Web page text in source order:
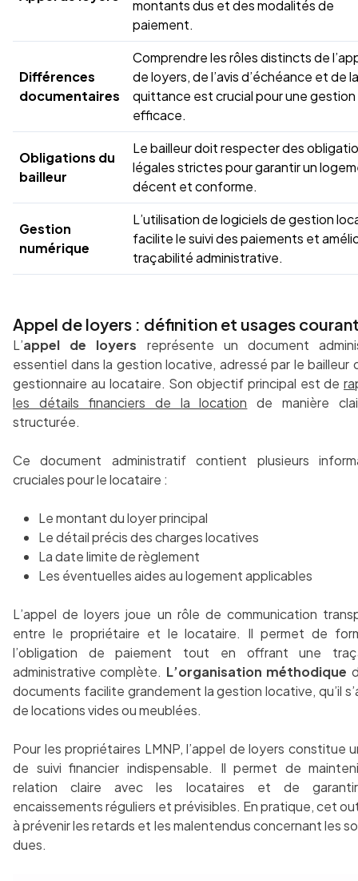
montants dus et des modalités de
paiement.
Différences
documentaires
Comprendre les rôles distincts de
de loyers, de l’avis d’échéance et de la
quittance est crucial pour une gestion
efficace.
Obligations du
bailleur
Le bailleur doit respecter des
légales strictes pour garantir un
décent et conforme.
Gestion
numérique
L’utilisation de logiciels de gestion
facilite le suivi des paiements et
traçabilité administrative.
Appel de loyers : définition et usages
L’appel de loyers représente un document
essentiel dans la gestion locative, adressé par le bailleur
gestionnaire au locataire. Son objectif principal est de
les détails financiers de la location de manière
structurée.
Ce document administratif contient plusieurs
cruciales pour le locataire :
Le montant du loyer principal
Le détail précis des charges locatives
La date limite de règlement
Les éventuelles aides au logement applicables
L’appel de loyers joue un rôle de communication
entre le propriétaire et le locataire. Il permet de
l’obligation de paiement tout en offrant une
administrative complète. L’organisation méthodique
documents facilite grandement la gestion locative, qu’il
de locations vides ou meublées.
Pour les propriétaires LMNP, l’appel de loyers constitue
de suivi financier indispensable. Il permet de
relation claire avec les locataires et de
encaissements réguliers et prévisibles. En pratique, cet
à prévenir les retards et les malentendus concernant les
dues.